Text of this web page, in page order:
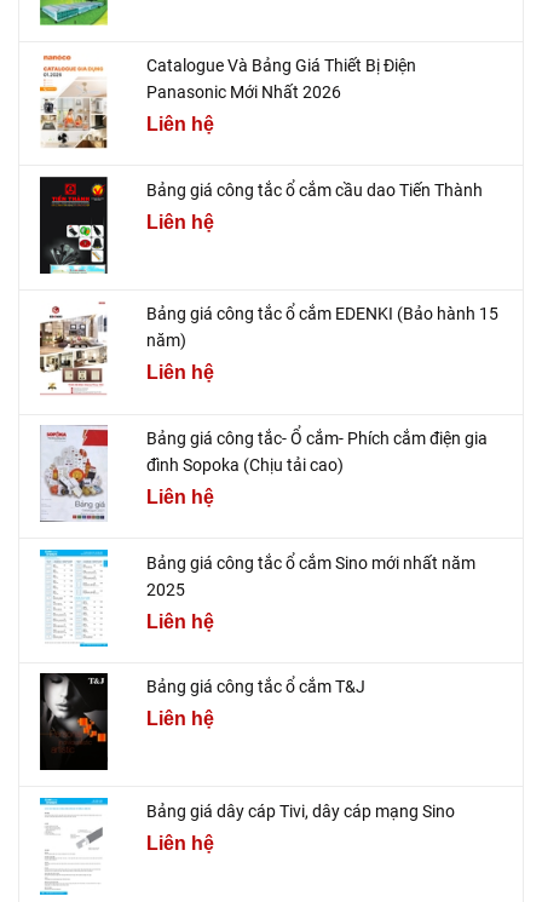
Catalogue Và Bảng Giá Thiết Bị Điện
Panasonic Mới Nhất 2026
Liên hệ
Bảng giá công tắc ổ cắm cầu dao Tiến Thành
Liên hệ
Bảng giá công tắc ổ cắm EDENKI (Bảo hành 15
năm)
Liên hệ
Bảng giá công tắc- Ổ cắm- Phích cắm điện gia
đình Sopoka (Chịu tải cao)
Liên hệ
Bảng giá công tắc ổ cắm Sino mới nhất năm
2025
Liên hệ
Bảng giá công tắc ổ cắm T&J
Liên hệ
Bảng giá dây cáp Tivi, dây cáp mạng Sino
Liên hệ